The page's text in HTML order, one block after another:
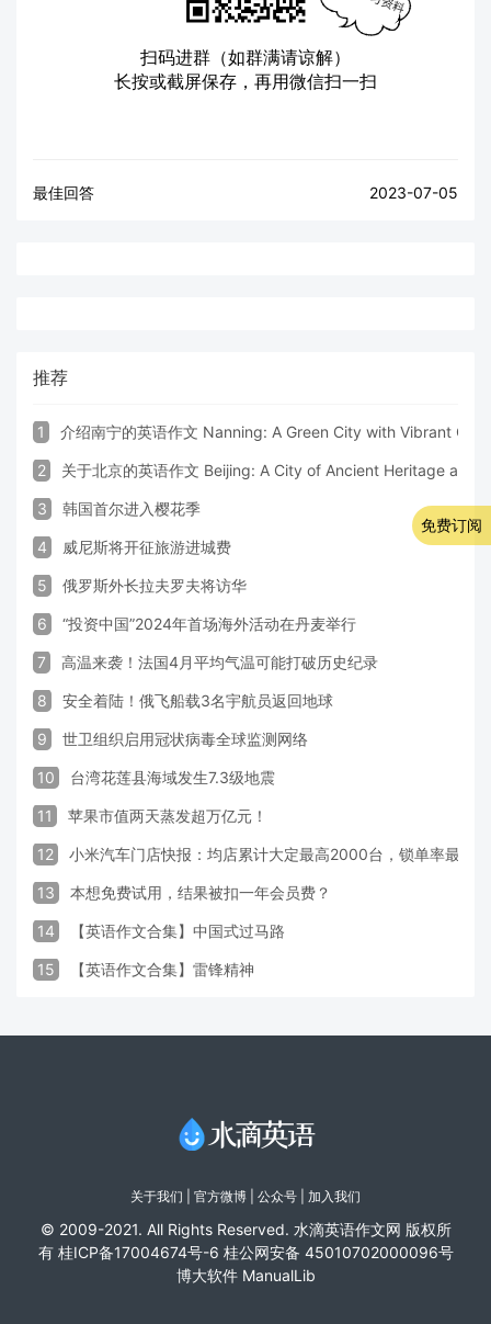
扫码进群（如群满请谅解）
长按或截屏保存，再用微信扫一扫
最佳回答 2023-07-05
推荐
1 介绍南宁的英语作文 Nanning: A Green City with Vibrant
2 关于北京的英语作文 Beijing: A City of Ancient Heritage and
3 韩国首尔进入樱花季
4 威尼斯将开征旅游进城费
5 俄罗斯外长拉夫罗夫将访华
6 “投资中国”2024年首场海外活动在丹麦举行
7 高温来袭！法国4月平均气温可能打破历史纪录
8 安全着陆！俄飞船载3名宇航员返回地球
9 世卫组织启用冠状病毒全球监测网络
10 台湾花莲县海域发生7.3级地震
11 苹果市值两天蒸发超万亿元！
12 小米汽车门店快报：均店累计大定最高2000台，锁单率最高
13 本想免费试用，结果被扣一年会员费？
14 【英语作文合集】中国式过马路
15 【英语作文合集】雷锋精神
关于我们 官方微博 | 公众号 | 加入我们
© 2009-2021. All Rights Reserved. 水滴英语作文网 版权所
有 桂ICP备17004674号-6 桂公网安备 45010702000096号
博大软件 ManualLib
免费订阅